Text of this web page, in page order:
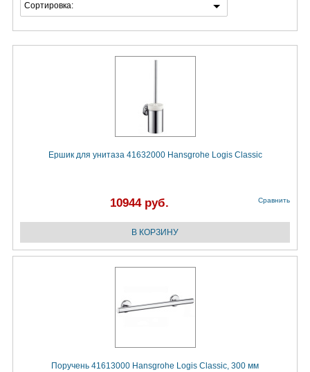
Сортировка:
Ершик для унитаза 41632000 Hansgrohe Logis Classic
10944 руб. Сравнить
Поручень 41613000 Hansgrohe Logis Classic, 300 мм